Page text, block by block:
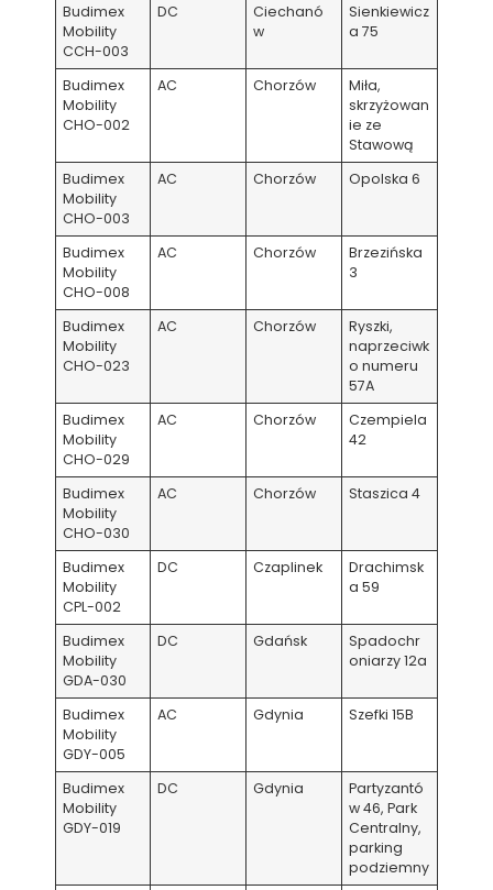
Budimex
Mobility
CCH-003
DC
Ciechanó
w
Sienkiewicz
a 75
Budimex
Mobility
CHO-002
AC Chorzów
Miła,
skrzyżowan
ie ze
Stawową
Budimex
Mobility
CHO-003
AC Chorzów Opolska 6
Budimex
Mobility
CHO-008
AC Chorzów
Brzezińska
3
Budimex
Mobility
CHO-023
AC Chorzów
Ryszki,
naprzeciwk
o numeru
57A
Budimex
Mobility
CHO-029
AC Chorzów
Czempiela
42
Budimex
Mobility
CHO-030
AC Chorzów Staszica 4
Budimex
Mobility
CPL-002
DC Czaplinek
Drachimsk
a 59
Budimex
Mobility
GDA-030
DC Gdańsk
Spadochr
oniarzy 12a
Budimex
Mobility
GDY-005
AC Gdynia Szefki 15B
Budimex
Mobility
GDY-019
DC Gdynia
Partyzantó
w 46, Park
Centralny,
parking
podziemny